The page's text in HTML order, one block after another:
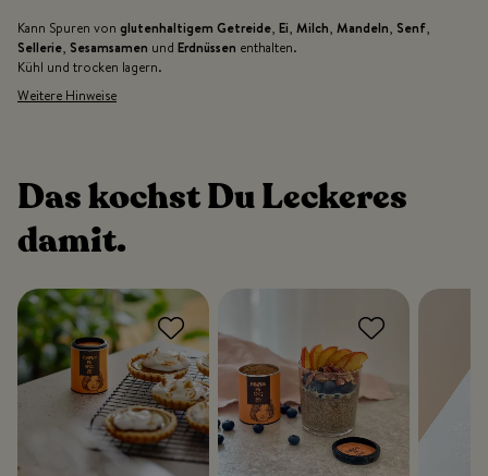
Kann Spuren von glutenhaltigem Getreide, Ei, Milch, Mandeln, Senf,
Sellerie, Sesamsamen und Erdnüssen enthalten.
Kühl und trocken lagern.
Weitere Hinweise
Das kochst Du Leckeres
damit.